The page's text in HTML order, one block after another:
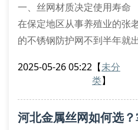
一、丝网材质决定使用寿命
在保定地区从事养殖业的张
的不锈钢防护网不到半年就
期使用的工业材料，碳钢、
二、目数规格影响使用效果
2025-05-26 05:22 【未分
类】
河北金属丝网如何选